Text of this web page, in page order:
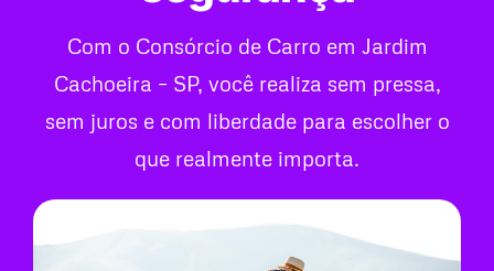
Com o Consórcio de Carro em Jardim
Cachoeira – SP, você realiza sem pressa,
sem juros e com liberdade para escolher o
que realmente importa.